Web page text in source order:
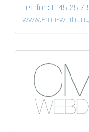
Telefon: 0 45 25 /
www.Froh-